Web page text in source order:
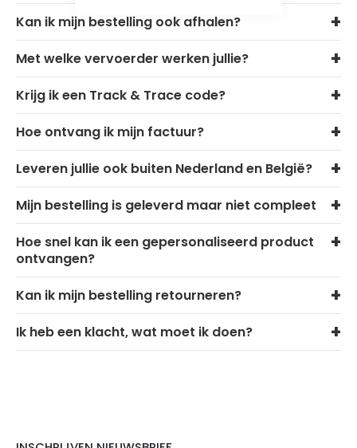
Kan ik mijn bestelling ook afhalen?
Met welke vervoerder werken jullie?
Krijg ik een Track & Trace code?
Hoe ontvang ik mijn factuur?
Leveren jullie ook buiten Nederland en België?
Mijn bestelling is geleverd maar niet compleet
Hoe snel kan ik een gepersonaliseerd product
ontvangen?
Kan ik mijn bestelling retourneren?
Ik heb een klacht, wat moet ik doen?